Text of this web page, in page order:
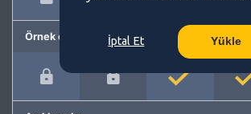
Örnek cümleler İptal Et Yükle